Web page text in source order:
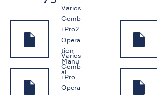
Varios
Comb
i Pro2
Opera
tion
Manu
al
Varios
Comb
i Pro
Opera